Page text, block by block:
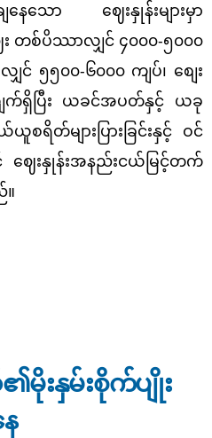
ေသော ဈေးနှုန်းများမှာ
တစ်ပိဿာလျှင် ၄၀၀၀-၅၀၀၀
ျှင် ၅၅၀၀-၆၀၀၀ ကျပ်၊ စျေး
လျက်ရှိပြီး ယခင်အပတ်နှင့် ယခု
တ်များပြားခြင်းနှင့် ဝင်
ဈေးနှုန်းအနည်းငယ်မြင့်တက်
။
င် ခရမ်းချဉ်သီးဈေးနှုန်းအနည်းငယ်မြင့်
းနှမ်းစိုက်ပျိုး